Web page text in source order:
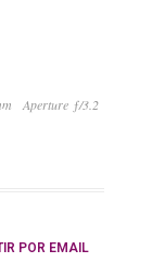
Aperture ƒ/3.2
POR EMAIL